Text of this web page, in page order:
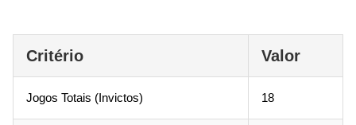
Critério Valor
Jogos Totais (Invictos) 18